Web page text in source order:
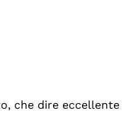
che dire eccellente